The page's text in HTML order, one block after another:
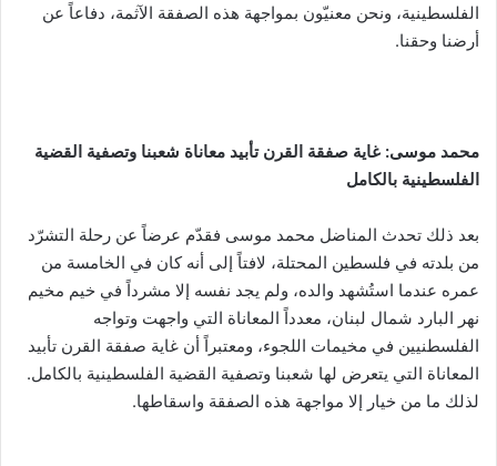
الفلسطينية، ونحن معنيّون بمواجهة هذه الصفقة الآثمة، دفاعاً عن
أرضنا وحقنا.
محمد موسى: غاية صفقة القرن تأبيد معاناة شعبنا وتصفية القضية
الفلسطينية بالكامل
بعد ذلك تحدث المناضل محمد موسى فقدّم عرضاً عن رحلة التشرّد
من بلدته في فلسطين المحتلة، لافتاً إلى أنه كان في الخامسة من
عمره عندما استُشهد والده، ولم يجد نفسه إلا مشرداً في خيم مخيم
نهر البارد شمال لبنان، معدداً المعاناة التي واجهت وتواجه
الفلسطنيين في مخيمات اللجوء، ومعتبراً أن غاية صفقة القرن تأبيد
المعاناة التي يتعرض لها شعبنا وتصفية القضية الفلسطينية بالكامل.
لذلك ما من خيار إلا مواجهة هذه الصفقة واسقاطها.